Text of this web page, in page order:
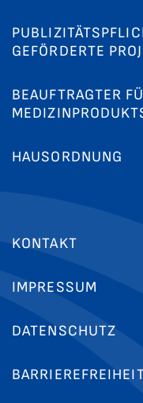
GEFÖRDERTE
BEAUFTRAGTER
HAUSORDNUNG
KONTAKT
IMPRESSUM
DATENSCHUTZ